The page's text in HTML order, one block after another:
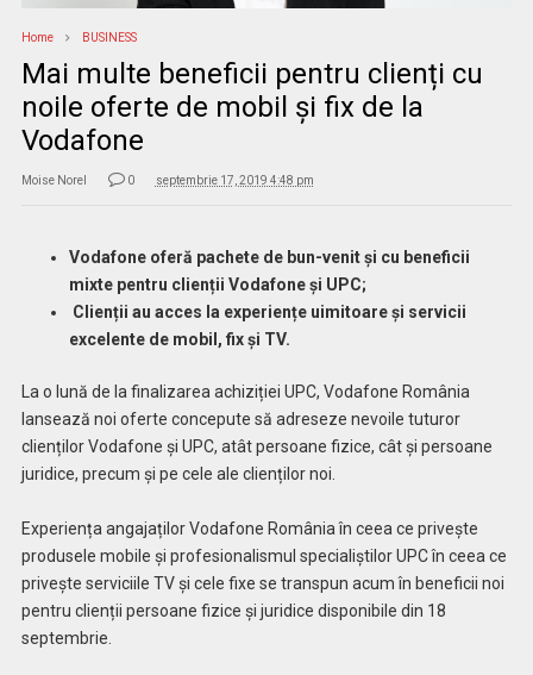
Home BUSINESS
Mai multe beneficii pentru clienți cu
noile oferte de mobil și fix de la
Vodafone
Moise Norel 0 septembrie 17, 2019 4:48 pm
Vodafone oferă pachete de bun-venit și cu beneficii
mixte pentru clienții Vodafone și UPC;
Clienții au acces la experiențe uimitoare și servicii
excelente de mobil, fix și TV.
La o lună de la finalizarea achiziției UPC, Vodafone România
lansează noi oferte concepute să adreseze nevoile tuturor
clienților Vodafone și UPC, atât persoane fizice, cât și persoane
juridice, precum și pe cele ale clienților noi.
Experiența angajaților Vodafone România în ceea ce privește
produsele mobile și profesionalismul specialiștilor UPC în ceea ce
privește serviciile TV și cele fixe se transpun acum în beneficii noi
pentru clienții persoane fizice și juridice disponibile din 18
septembrie.